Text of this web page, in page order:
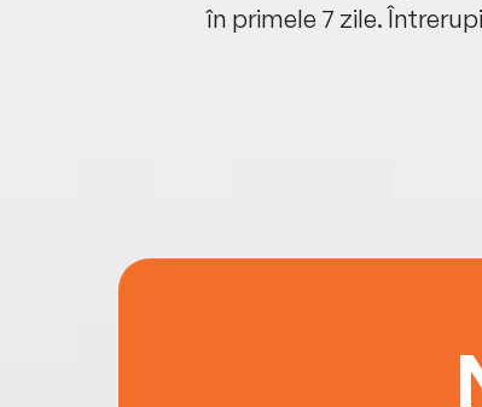
în primele 7 zile.